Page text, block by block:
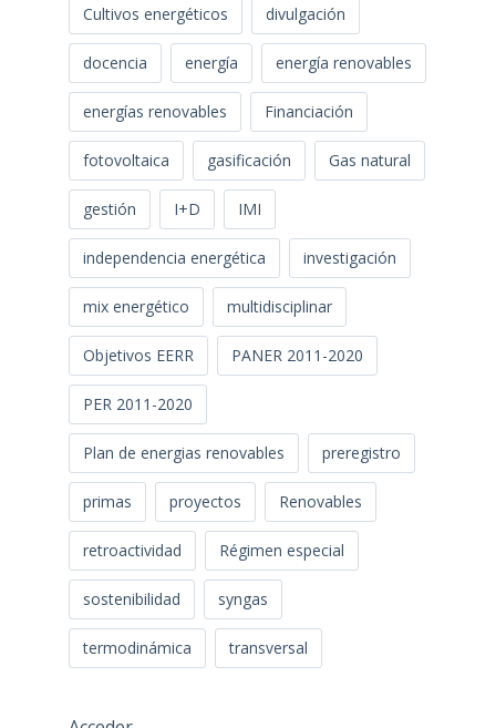
Cultivos energéticos divulgación
docencia energía energía renovables
energías renovables Financiación
fotovoltaica gasificación Gas natural
gestión I+D IMI
independencia energética investigación
mix energético multidisciplinar
Objetivos EERR PANER 2011-2020
PER 2011-2020
Plan de energias renovables preregistro
primas proyectos Renovables
retroactividad Régimen especial
sostenibilidad syngas
termodinámica transversal